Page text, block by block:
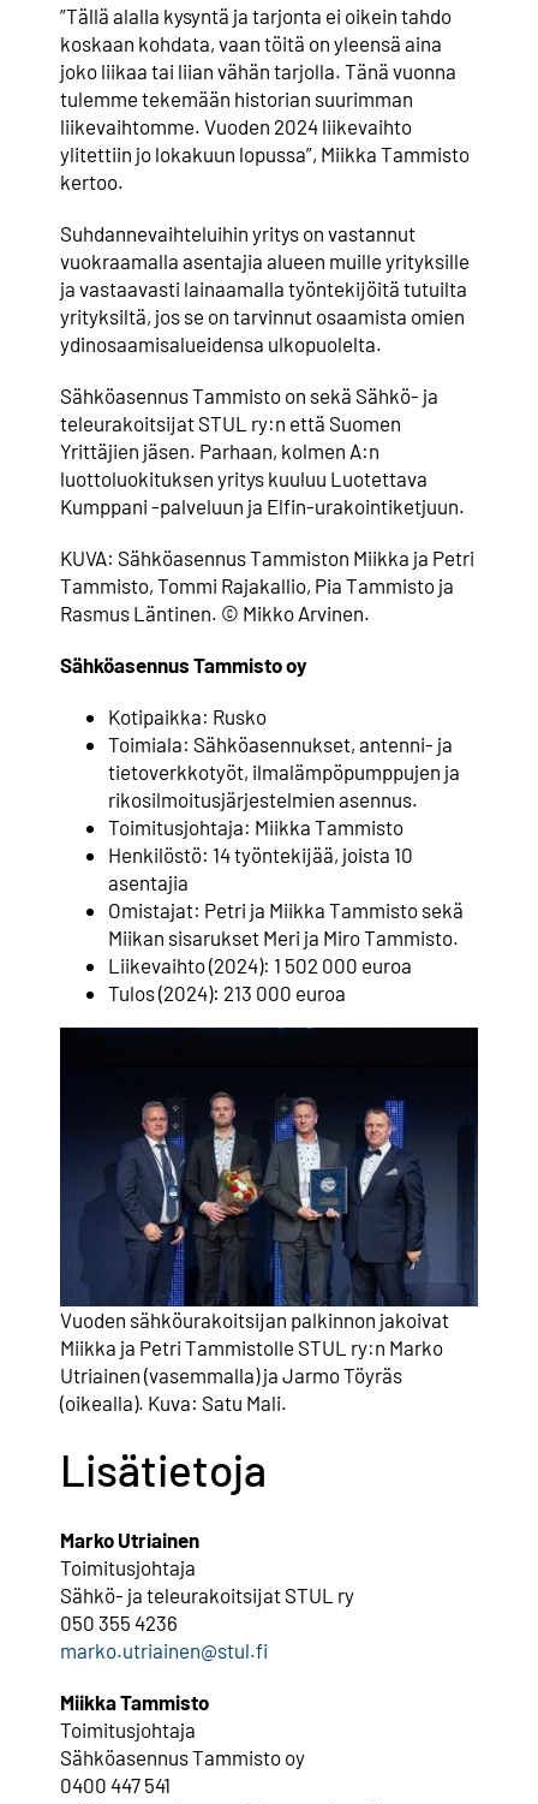
”Tällä alalla kysyntä ja tarjonta ei oikein tahdo
koskaan kohdata, vaan töitä on yleensä aina
joko liikaa tai liian vähän tarjolla. Tänä vuonna
tulemme tekemään historian suurimman
liikevaihtomme. Vuoden 2024 liikevaihto
ylitettiin jo lokakuun lopussa”, Miikka Tammisto
kertoo.
Suhdannevaihteluihin yritys on vastannut
vuokraamalla asentajia alueen muille yrityksille
ja vastaavasti lainaamalla työntekijöitä tutuilta
yrityksiltä, jos se on tarvinnut osaamista omien
ydinosaamisalueidensa ulkopuolelta.
Sähköasennus Tammisto on sekä Sähkö- ja
teleurakoitsijat STUL ry:n että Suomen
Yrittäjien jäsen. Parhaan, kolmen A:n
luottoluokituksen yritys kuuluu Luotettava
Kumppani -palveluun ja Elfin-urakointiketjuun.
KUVA: Sähköasennus Tammiston Miikka ja Petri
Tammisto, Tommi Rajakallio, Pia Tammisto ja
Rasmus Läntinen. © Mikko Arvinen.
Sähköasennus Tammisto oy
Kotipaikka: Rusko
Toimiala: Sähköasennukset, antenni- ja
tietoverkkotyöt, ilmalämpöpumppujen ja
rikosilmoitusjärjestelmien asennus.
Toimitusjohtaja: Miikka Tammisto
Henkilöstö: 14 työntekijää, joista 10
asentajia
Omistajat: Petri ja Miikka Tammisto sekä
Miikan sisarukset Meri ja Miro Tammisto.
Liikevaihto (2024): 1 502 000 euroa
Tulos (2024): 213 000 euroa
Vuoden sähköurakoitsijan palkinnon jakoivat
Miikka ja Petri Tammistolle STUL ry:n Marko
Utriainen (vasemmalla) ja Jarmo Töyräs
(oikealla). Kuva: Satu Mali.
Lisätietoja
Marko Utriainen
Toimitusjohtaja
Sähkö- ja teleurakoitsijat STUL ry
050 355 4236
marko.utriainen@stul.fi
Miikka Tammisto
Toimitusjohtaja
Sähköasennus Tammisto oy
0400 447 541